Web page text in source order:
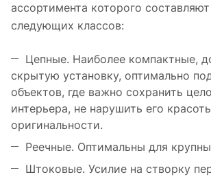
ассортимента которого
следующих классов:
Цепные. Наиболее компактные,
скрытую установку, оптимально
объектов, где важно сохранить
интерьера, не нарушить его
оригинальности.
Реечные. Оптимальны для
Штоковые. Усилие на створку